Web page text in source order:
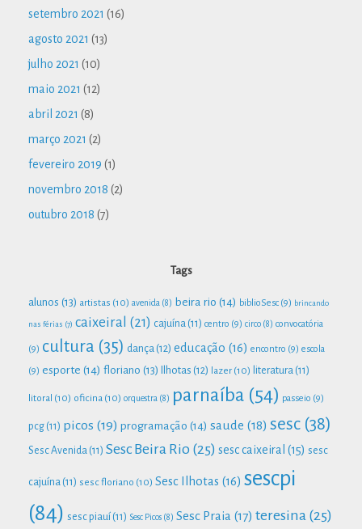
setembro 2021 (16)
agosto 2021 (13)
julho 2021 (10)
maio 2021 (12)
abril 2021 (8)
março 2021 (2)
fevereiro 2019 (1)
novembro 2018 (2)
outubro 2018 (7)
Tags
alunos (13) artistas (10) avenida (8) beira rio (14) biblioSesc (9) brincando
nas férias (7) caixeiral (21) cajuína (11) centro (9) circo (8) convocatória
(9) cultura (35) dança (12) educação (16) encontro (9) escola
(9) esporte (14) floriano (13) Ilhotas (12) lazer (10) literatura (11)
litoral (10) oficina (10) orquestra (8) parnaíba (54) passeio (9)
pcg (11) picos (19) programação (14) saude (18) sesc (38)
Sesc Avenida (11) Sesc Beira Rio (25) sesc caixeiral (15) sesc
cajuína (11) sesc floriano (10) Sesc Ilhotas (16) sescpi
(84) sesc piauí (11) Sesc Picos (8) Sesc Praia (17) teresina (25)